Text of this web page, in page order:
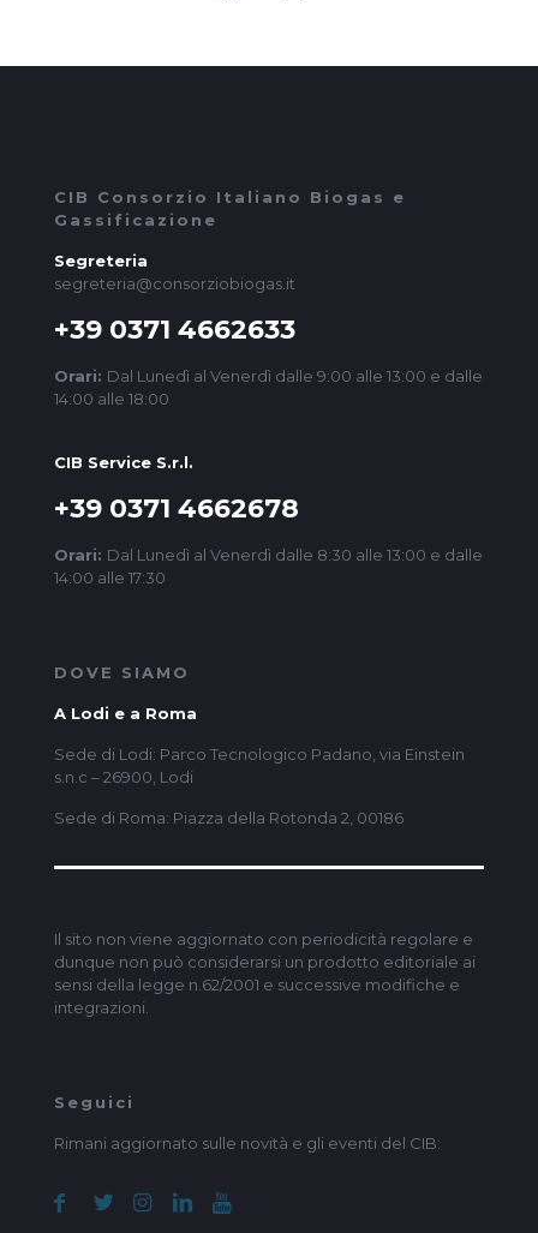
CIB Consorzio Italiano Biogas e
Gassificazione
Segreteria
segreteria@consorziobiogas.it
+39 0371 4662633
Orari: Dal Lunedì al Venerdì dalle 9:00 alle 13:00 e dalle
14:00 alle 18:00
CIB Service S.r.l.
+39 0371 4662678
Orari: Dal Lunedì al Venerdì dalle 8:30 alle 13:00 e dalle
14:00 alle 17:30
DOVE SIAMO
A Lodi e a Roma
Sede di Lodi: Parco Tecnologico Padano, via Einstein
s.n.c – 26900, Lodi
Sede di Roma: Piazza della Rotonda 2, 00186
Il sito non viene aggiornato con periodicità regolare e
dunque non può considerarsi un prodotto editoriale ai
sensi della legge n.62/2001 e successive modifiche e
integrazioni.
Seguici
Rimani aggiornato sulle novità e gli eventi del CIB: